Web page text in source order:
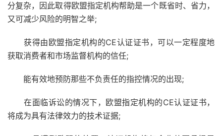
分复杂，因此取得欧盟指定机构帮助是一个既省时、省力，
又可减少风险的明智之举;
获得由欧盟指定机构的CE认证证书，可以一定程度地
获取消费者和市场监督机构的信任;
能有效地预防那些不负责任的指控情况的出现;
在面临诉讼的情况下，欧盟指定机构的CE认证证书，
将成为具有法律效力的技术证据;